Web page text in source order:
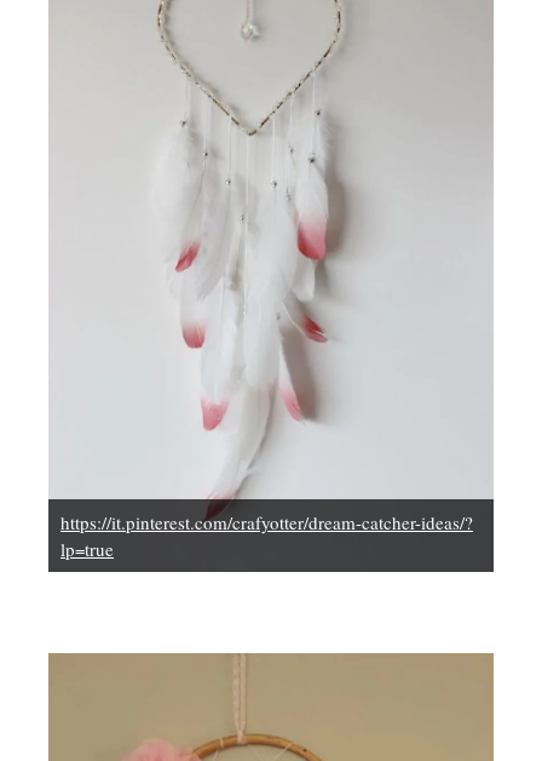
https://it.pinterest.com/crafyotter/dream-catcher-ideas/?
lp=true